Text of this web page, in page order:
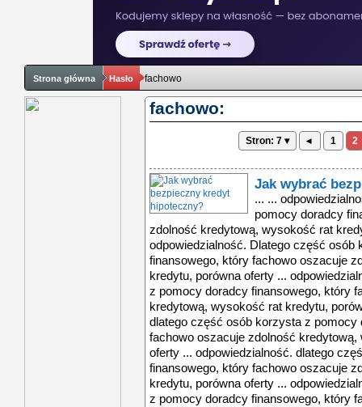
Strona główna Hasło fachowo
fachowo:
Stron: 7 ▾ ◂ 1 2
Jak wybrać
... ...
pomocy doradcy
zdolność kredytową, wysokość rat
odpowiedzialność. Dlatego część osób
finansowego, który fachowo oszacuje
kredytu, porówna oferty ...
z pomocy doradcy finansowego, który
kredytową, wysokość rat kredytu,
dlatego część osób korzysta z pomocy
fachowo oszacuje zdolność
oferty ... odpowiedzialność. dlatego
finansowego, który fachowo oszacuje
kredytu, porówna oferty ...
z pomocy doradcy finansowego, który